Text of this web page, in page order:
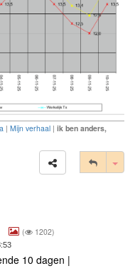
| Mijn verhaal | ik ben anders,
( 1202)
10 dagen |